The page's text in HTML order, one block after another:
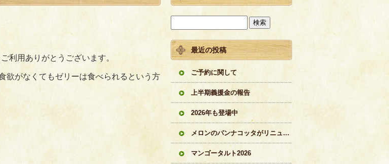
利用ありがとうございます。
欲がなくてもゼリーは食べられるという方
最近の投稿
ご予約に関して
上半期義援金の報告
2026年も登場中
メロンのパンナコッタがリニューアル
マンゴータルト2026